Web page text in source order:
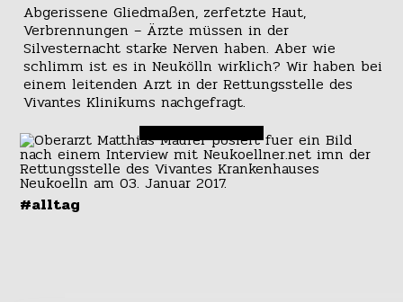
Abgerissene Gliedmaßen, zerfetzte Haut,
Verbrennungen – Ärzte müssen in der
Silvesternacht starke Nerven haben. Aber wie
schlimm ist es in Neukölln wirklich? Wir haben bei
einem leitenden Arzt in der Rettungsstelle des
Vivantes Klinikums nachgefragt.
#alltag